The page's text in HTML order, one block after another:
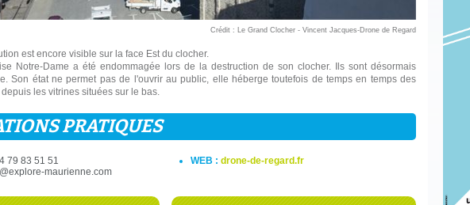
Crédit : Le Grand Clocher - Vincent Jacques-Drone de Regard
est encore visible sur la face Est du clocher.
Notre-Dame a été endommagée lors de la destruction de son clocher. Ils sont désormais
Son état ne permet pas de l'ouvrir au public, elle héberge toutefois de temps en temps des
les vitrines situées sur le bas.
PRATIQUES
79 83 51 51
maurienne.com
WEB : drone-de-regard.fr